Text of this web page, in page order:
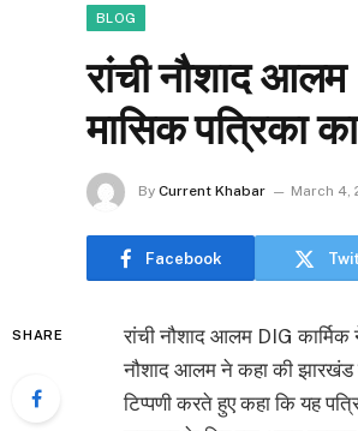
BLOG
रांची नौशाद आलम
मासिक पत्रिका
By Current Khabar March 4,
Facebook
SHARE रांची नौशाद आलम DIG कार्मिक
नौशाद आलम ने कहा की झारखंड
टिप्पणी करते हुए कहा कि यह